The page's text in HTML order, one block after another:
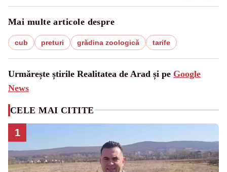
Mai multe articole despre
cub preturi grădina zoologică tarife
Urmărește știrile Realitatea de Arad și pe Google
News
CELE MAI CITITE
1